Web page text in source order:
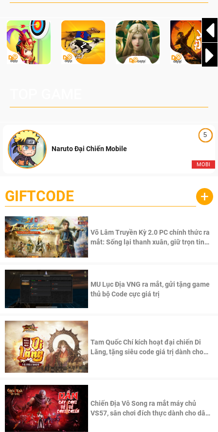
5
MOBI
Naruto Đại Chiến Mobile
GIFTCODE +
Võ Lâm Truyền Kỳ 2.0 PC chính thức ra
mắt: Sống lại thanh xuân, giữ trọn tinh
MU Lục Địa VNG ra mắt, gửi tặng game
thủ bộ Code cực giá trị
Tam Quốc Chí kích hoạt đại chiến Di
Lăng, tặng siêu code giá trị dành cho
Chiến Địa Vô Song ra mắt máy chủ
VS57, sân chơi đích thực dành cho dân